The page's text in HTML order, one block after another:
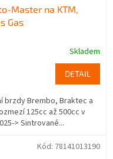
Master na KTM,
Gas
Skladem
DETAIL
brzdy Brembo, Braktec a
125cc až 500cc v
> Sintrované...
Kód: 78141013190